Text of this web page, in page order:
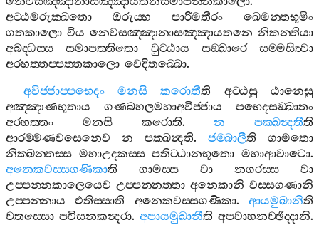
අට‍්ඨමරුක‍්ඛතො
ඔරුය‍්හ පාරිමතීරං
ඛෙමන‍්තභූමිං
ගතකාලො විය නෙවසඤ‍්ඤානාසඤ‍්ඤායතනෙ නිකන‍්තියා
අබද‍්ධස‍්ස
සමාපත‍්තිතො වුට‍්ඨාය සඞ‍්ඛාරෙ
සම‍්මසිත්‍වා
අරහත‍්තප‍්පත‍්තකාලො වෙදිතබ‍්බො.
අවිජ‍්ජාප‍්පභෙදං
මනසි කරොතීති අට‍්ඨසු
ඨානෙසු
අඤ‍්ඤාණභූතාය
ගණබහලමහාඅවිජ‍්ජාය
පභෙදසඞ‍්ඛාතං
අරහත‍්තං
මනසි කරොති.න පක‍්ඛන්‍දතීති
ආරම‍්මණවසෙනෙව
න පක‍්ඛන්‍දති. ජම‍්බාලීති
ගාමතො
නික‍්ඛන‍්තස‍්ස මහාඋදකස‍්ස පතිට‍්ඨානභූතො මහාආවාටො.
අනෙකවස‍්සගණිකාති ගාමස‍්ස වා නගරස‍්ස
වා
උප‍්පන‍්නකාලෙයෙව උප‍්පන‍්නත‍්තා අනෙකානි වස‍්සගණානි
උප‍්පන‍්නාය
එතිස‍්සාති අනෙකවස‍්සගණිකා.ආයමුඛානීති
චතස‍්සො පවිසනකන්‍දරා. අපායමුඛානීති අපවාහනච‍්ඡිද‍්දානි.